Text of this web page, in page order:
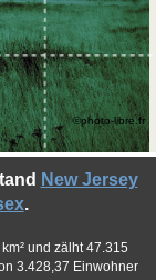
New Jersey
.
und zälht 47.315
3.428,37 Einwohner
©photo-libre.fr